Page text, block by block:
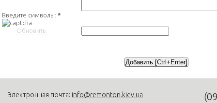
Введите символы: *
Обновить
Электронная почта: info@remonton.kiev.ua